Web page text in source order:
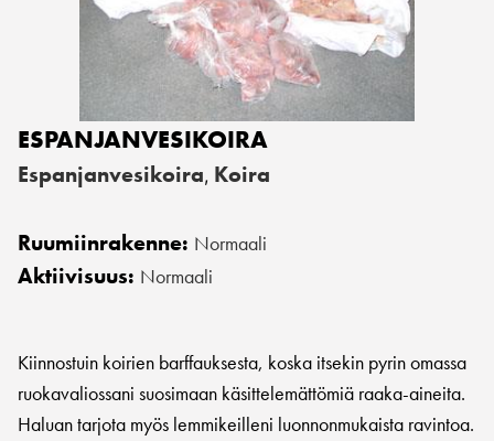
ESPANJANVESIKOIRA
Espanjanvesikoira, Koira
Ruumiinrakenne: Normaali
Aktiivisuus: Normaali
Kiinnostuin koirien barffauksesta, koska itsekin pyrin omassa
ruokavaliossani suosimaan käsittelemättömiä raaka-aineita.
Haluan tarjota myös lemmikeilleni luonnonmukaista ravintoa.